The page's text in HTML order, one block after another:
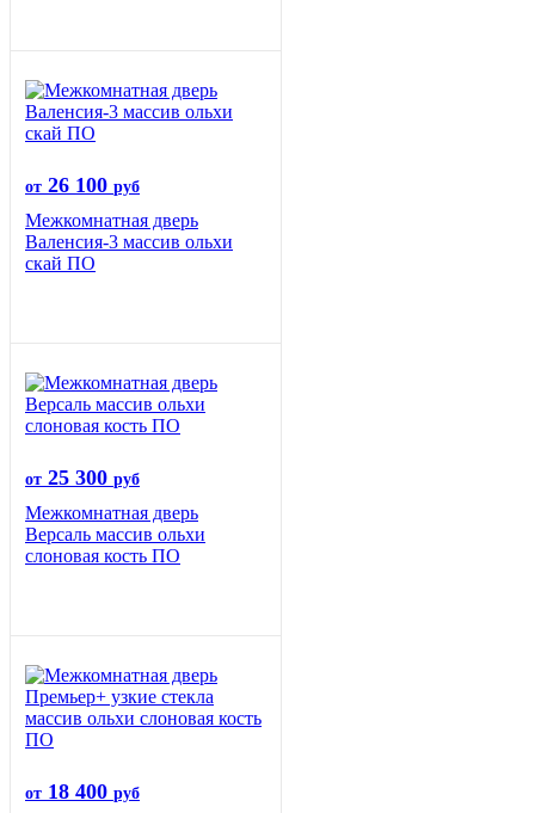
от 26 100 руб
Межкомнатная дверь
Валенсия-3 массив ольхи
скай ПО
от 25 300 руб
Межкомнатная дверь
Версаль массив ольхи
слоновая кость ПО
от 18 400 руб